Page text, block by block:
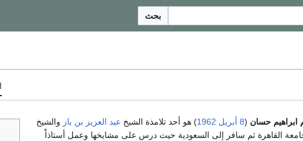
بحث
ابراهيم حسان (8 أبريل 1962) هو أحد تلامذة الشيخ عبد العزيز بن باز والشيخ
جامعة القاهرة ثم سافر إلى السعودية حيث درس على مشايخها وعمل أستاذاْ